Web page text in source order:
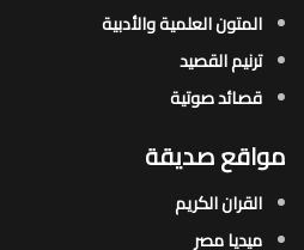
المتون العلمية والأدبية
ترنيم القصيد
قصائد صوتية
مواقع صديقة
القران الكريم
ميديا مصر